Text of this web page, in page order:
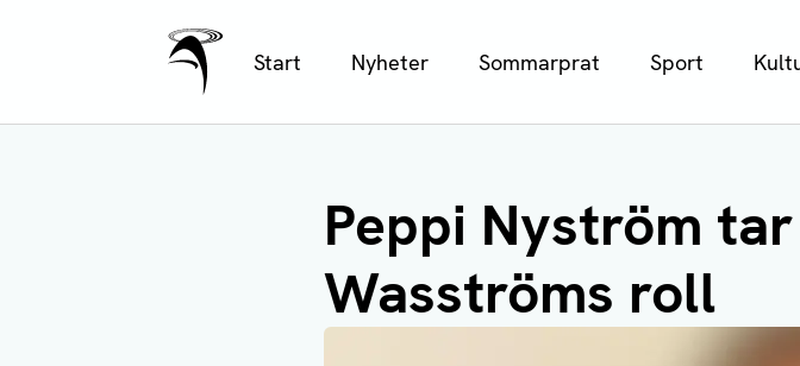
Ålands Radio & TV
Start Nyheter Sommarprat Sport
Peppi Nyström
Wasströms roll